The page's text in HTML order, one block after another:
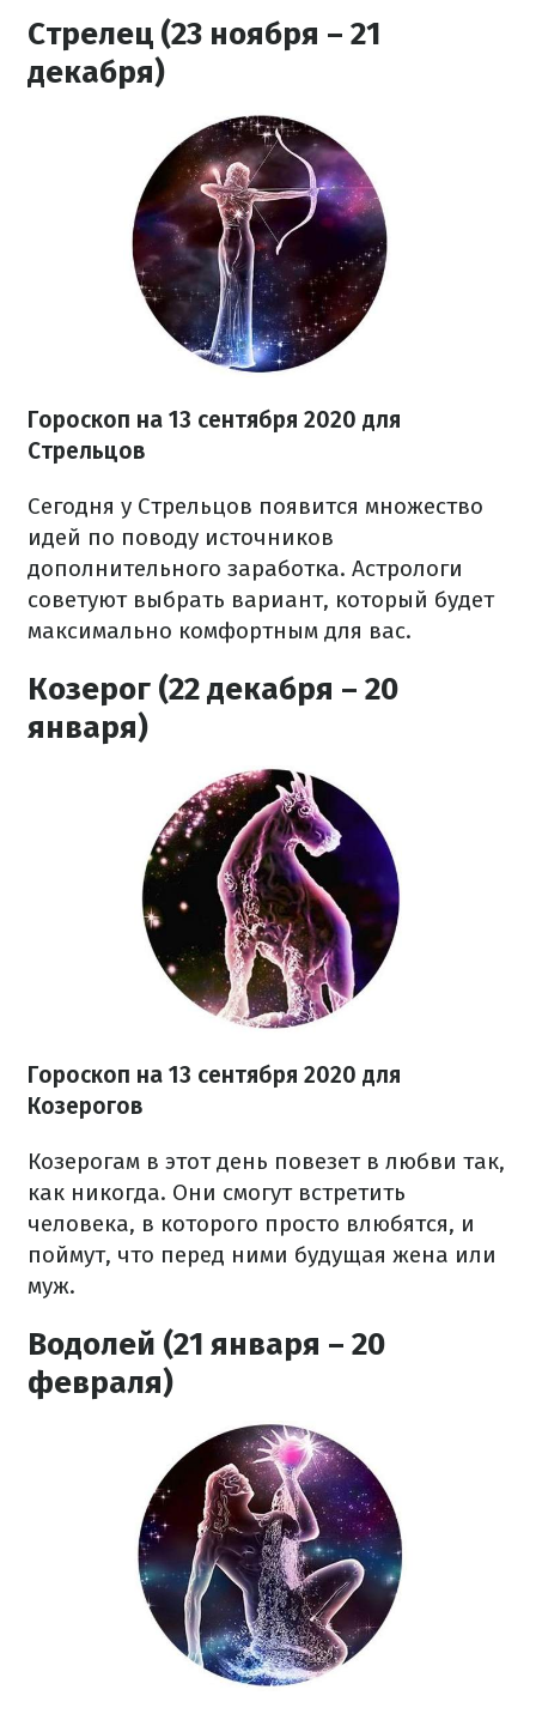
Стрелец (23 ноября – 21
декабря)
Гороскоп на 13 сентября 2020 для
Стрельцов
Сегодня у Стрельцов появится множество
идей по поводу источников
дополнительного заработка. Астрологи
советуют выбрать вариант, который будет
максимально комфортным для вас.
Козерог (22 декабря – 20
января)
Гороскоп на 13 сентября 2020 для
Козерогов
Козерогам в этот день повезет в любви так,
как никогда. Они смогут встретить
человека, в которого просто влюбятся, и
поймут, что перед ними будущая жена или
муж.
Водолей (21 января – 20
февраля)